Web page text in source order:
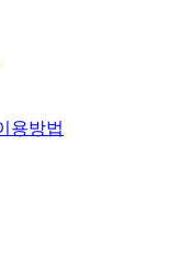
용방법